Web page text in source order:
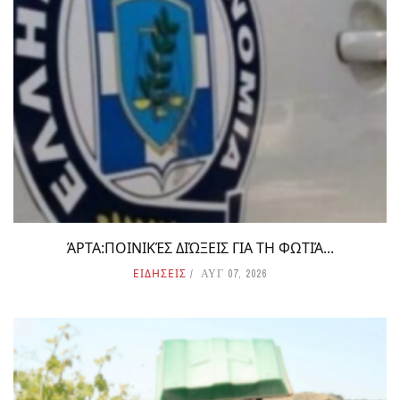
ΆΡΤΑ:ΠΟΙΝΙΚΈΣ ΔΙΏΞΕΙΣ ΓΙΑ ΤΗ ΦΩΤΙΆ...
ΕΙΔΗΣΕΙΣ ΑΥΓ 07, 2026